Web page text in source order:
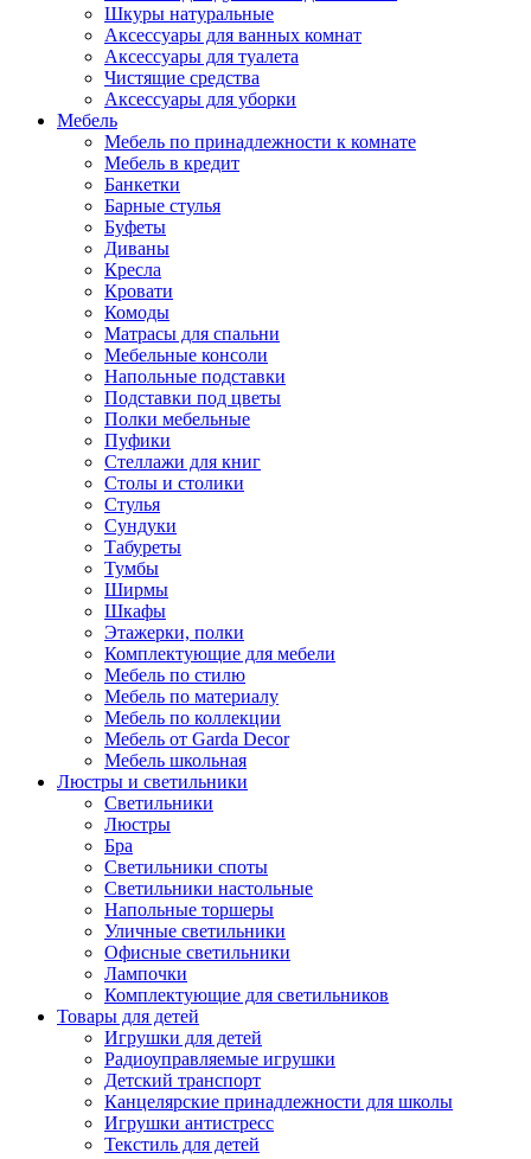
Шкуры натуральные
Аксессуары для ванных комнат
Аксессуары для туалета
Чистящие средства
Аксессуары для уборки
Мебель
Мебель по принадлежности к комнате
Мебель в кредит
Банкетки
Барные стулья
Буфеты
Диваны
Кресла
Кровати
Комоды
Матрасы для спальни
Мебельные консоли
Напольные подставки
Подставки под цветы
Полки мебельные
Пуфики
Стеллажи для книг
Столы и столики
Стулья
Сундуки
Табуреты
Тумбы
Ширмы
Шкафы
Этажерки, полки
Комплектующие для мебели
Мебель по стилю
Мебель по материалу
Мебель по коллекции
Мебель от Garda Decor
Мебель школьная
Люстры и светильники
Светильники
Люстры
Бра
Светильники споты
Светильники настольные
Напольные торшеры
Уличные светильники
Офисные светильники
Лампочки
Комплектующие для светильников
Товары для детей
Игрушки для детей
Радиоуправляемые игрушки
Детский транспорт
Канцелярские принадлежности для школы
Игрушки антистресс
Текстиль для детей